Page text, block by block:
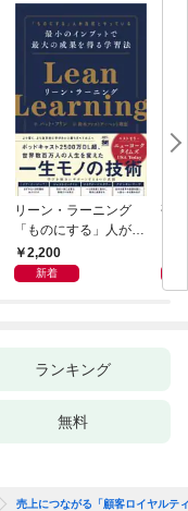
リーン・ラーニング
「ものにする」人が自
然とやっている 最小の
インプットで最大の成
2,200
新着
研
ランキング
無料
売上につながる「顧客ロイヤルテ